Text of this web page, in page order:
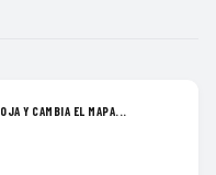
Y CAMBIA EL MAPA...